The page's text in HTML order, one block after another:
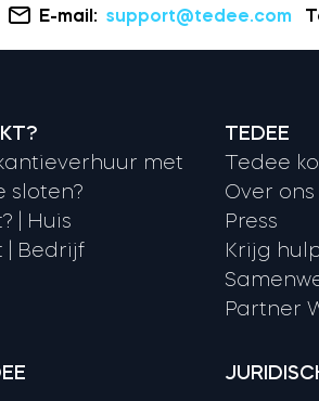
E-mail: support@tedee.com
met
sloten?
| Huis
| Bedrijf
TEDEE
Tedee
Over ons
Press
Krijg
Partner